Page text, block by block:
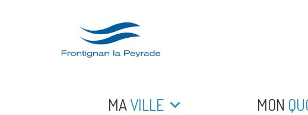
FRONTIGNAN LA
MAVILLE MON